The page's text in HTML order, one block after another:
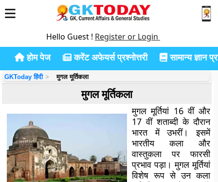
Hello Guest ! Register or Login
होम पेज करेंट अफेयर्स प्रश्नोत्तरी सामान्य ज्ञान
GKToday हिंदी मुगल मूर्तिकला
मुगल मूर्तिकला
मुगल मूर्तियां 16 वीं और
17 वीं शताब्दी के दौरान
भारत में उभरीं। इसमें
भारतीय कला और
वास्तुकला पर फारसी
प्रभाव पड़ा। मुगल मूर्तियां
विशेष रूप से उन कला